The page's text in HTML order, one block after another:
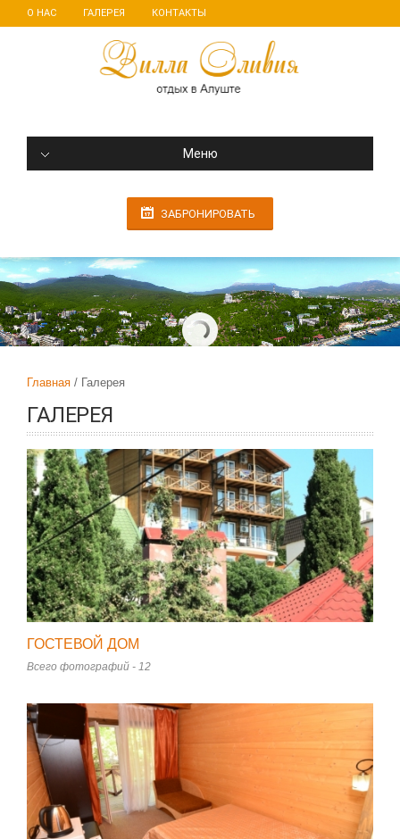
О НАС ГАЛЕРЕЯ КОНТАКТЫ
Меню
ЗАБРОНИРОВАТЬ
Главная Галерея
ГАЛЕРЕЯ
ГОСТЕВОЙ ДОМ
Всего фотографий - 12